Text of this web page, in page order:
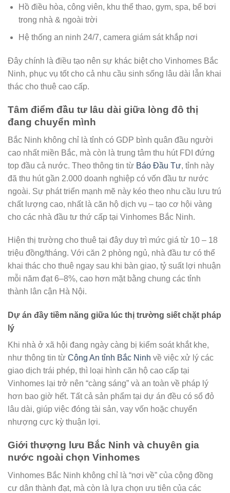
Hồ điều hòa, công viên, khu thể thao, gym, spa, bể bơi
trong nhà & ngoài trời
Hệ thống an ninh 24/7, camera giám sát khắp nơi
Đây chính là điều tạo nên sự khác biệt cho Vinhomes Bắc
Ninh, phục vụ tốt cho cả nhu cầu sinh sống lâu dài lẫn khai
thác cho thuê cao cấp.
Tâm điểm đầu tư lâu dài giữa lòng đô thị
đang chuyển mình
Bắc Ninh không chỉ là tỉnh có GDP bình quân đầu người
cao nhất miền Bắc, mà còn là trung tâm thu hút FDI đứng
top đầu cả nước. Theo thông tin từ Báo Đầu Tư, tỉnh này
đã thu hút gần 2.000 doanh nghiệp có vốn đầu tư nước
ngoài. Sự phát triển mạnh mẽ này kéo theo nhu cầu lưu trú
chất lượng cao, nhất là căn hộ dịch vụ – tạo cơ hội vàng
cho các nhà đầu tư thứ cấp tại Vinhomes Bắc Ninh.
Hiện thị trường cho thuê tại đây duy trì mức giá từ 10 – 18
triệu đồng/tháng. Với căn 2 phòng ngủ, nhà đầu tư có thể
khai thác cho thuê ngay sau khi bàn giao, tỷ suất lợi nhuận
mỗi năm đạt 6–8%, cao hơn mặt bằng chung các tỉnh
thành lân cận Hà Nội.
Dự án đầy tiềm năng giữa lúc thị trường siết chặt pháp
lý
Khi nhà ở xã hội đang ngày càng bị kiểm soát khắt khe,
như thông tin từ Công An tỉnh Bắc Ninh về việc xử lý các
giao dịch trái phép, thì loại hình căn hộ cao cấp tại
Vinhomes lại trở nên “càng sáng” và an toàn về pháp lý
hơn bao giờ hết. Tất cả sản phẩm tại dự án đều có sổ đỏ
lâu dài, giúp việc đóng tài sản, vay vốn hoặc chuyển
nhượng cực kỳ thuận lợi.
Giới thượng lưu Bắc Ninh và chuyên gia
nước ngoài chọn Vinhomes
Vinhomes Bắc Ninh không chỉ là “nơi về” của cộng đồng
cư dân thành đạt, mà còn là lựa chọn ưu tiên của các